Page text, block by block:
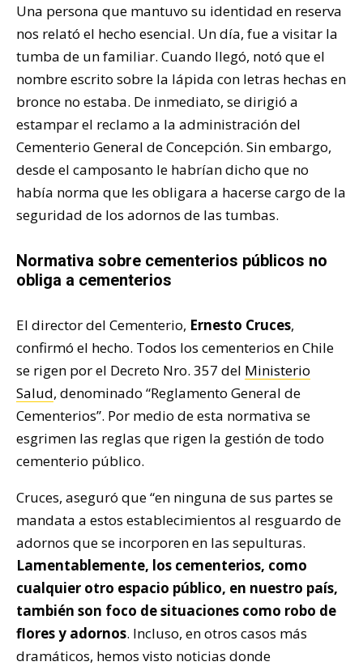
Una persona que mantuvo su identidad en reserva
nos relató el hecho esencial. Un día, fue a visitar la
tumba de un familiar. Cuando llegó, notó que el
nombre escrito sobre la lápida con letras hechas en
bronce no estaba. De inmediato, se dirigió a
estampar el reclamo a la administración del
Cementerio General de Concepción. Sin embargo,
desde el camposanto le habrían dicho que no
había norma que les obligara a hacerse cargo de la
seguridad de los adornos de las tumbas.
Normativa sobre cementerios públicos no
obliga a cementerios
El director del Cementerio, Ernesto Cruces,
confirmó el hecho. Todos los cementerios en Chile
se rigen por el Decreto Nro. 357 del Ministerio
Salud, denominado “Reglamento General de
Cementerios”. Por medio de esta normativa se
esgrimen las reglas que rigen la gestión de todo
cementerio público.
Cruces, aseguró que “en ninguna de sus partes se
mandata a estos establecimientos al resguardo de
adornos que se incorporen en las sepulturas.
Lamentablemente, los cementerios, como
cualquier otro espacio público, en nuestro país,
también son foco de situaciones como robo de
flores y adornos. Incluso, en otros casos más
dramáticos, hemos visto noticias donde